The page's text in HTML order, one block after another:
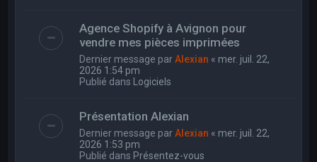
Agence Shopify à Avignon pour
vendre mes pièces imprimées
Dernier message parAlexian « mer. juil. 22,
2026 1:54 pm
Publié dans Logiciels
Présentation Alexian
Dernier message parAlexian « mer. juil. 22,
2026 1:53 pm
Publié dans Présentez-vous